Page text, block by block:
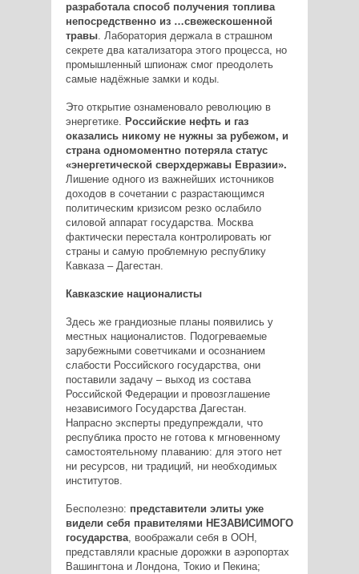
разработала способ получения топлива
непосредственно из …свежескошенной
травы. Лаборатория держала в страшном
секрете два катализатора этого процесса, но
промышленный шпионаж смог преодолеть
самые надёжные замки и коды.
Это открытие ознаменовало революцию в
энергетике. Российские нефть и газ
оказались никому не нужны за рубежом, и
страна одномоментно потеряла статус
«энергетической сверхдержавы Евразии».
Лишение одного из важнейших источников
доходов в сочетании с разрастающимся
политическим кризисом резко ослабило
силовой аппарат государства. Москва
фактически перестала контролировать юг
страны и самую проблемную республику
Кавказа – Дагестан.
Кавказские националисты
Здесь же грандиозные планы появились у
местных националистов. Подогреваемые
зарубежными советчиками и осознанием
слабости Российского государства, они
поставили задачу – выход из состава
Российской Федерации и провозглашение
независимого Государства Дагестан.
Напрасно эксперты предупреждали, что
республика просто не готова к мгновенному
самостоятельному плаванию: для этого нет
ни ресурсов, ни традиций, ни необходимых
институтов.
Бесполезно: представители элиты уже
видели себя правителями НЕЗАВИСИМОГО
государства, воображали себя в ООН,
представляли красные дорожки в аэропортах
Вашингтона и Лондона, Токио и Пекина;